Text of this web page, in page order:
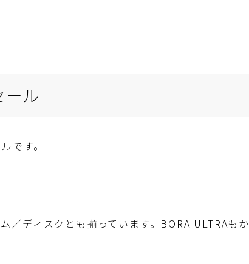
ル
です。
／ディスクとも揃っています。BORA ULTRAもか